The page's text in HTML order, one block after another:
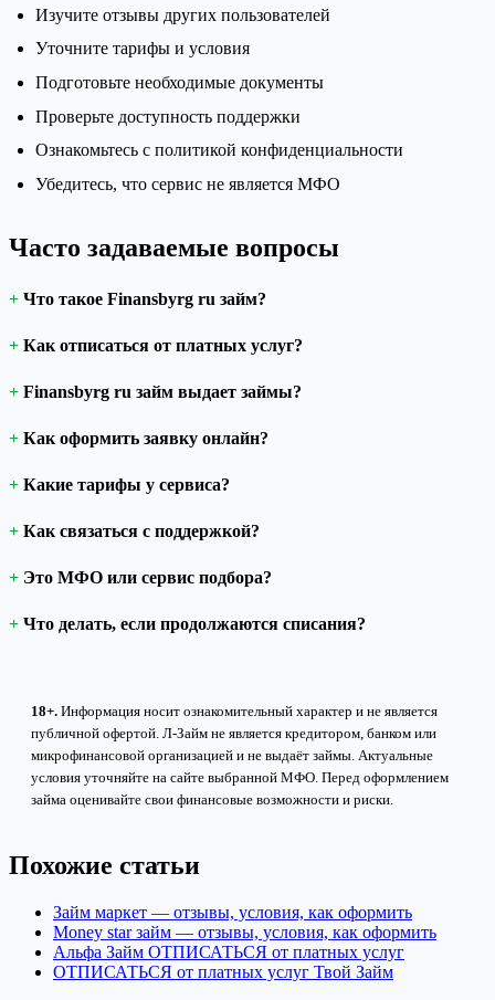
Изучите отзывы других пользователей
Уточните тарифы и условия
Подготовьте необходимые документы
Проверьте доступность поддержки
Ознакомьтесь с политикой конфиденциальности
Убедитесь, что сервис не является МФО
Часто задаваемые вопросы
Что такое Finansbyrg ru займ?
Как отписаться от платных услуг?
Finansbyrg ru займ выдает займы?
Как оформить заявку онлайн?
Какие тарифы у сервиса?
Как связаться с поддержкой?
Это МФО или сервис подбора?
Что делать, если продолжаются списания?
18+. Информация носит ознакомительный характер и не является
публичной офертой. Л-Займ не является кредитором, банком или
микрофинансовой организацией и не выдаёт займы. Актуальные
условия уточняйте на сайте выбранной МФО. Перед оформлением
займа оценивайте свои финансовые возможности и риски.
Похожие статьи
Займ маркет — отзывы, условия, как оформить
Money star займ — отзывы, условия, как оформить
Альфа Займ ОТПИСАТЬСЯ от платных услуг
ОТПИСАТЬСЯ от платных услуг Твой Займ